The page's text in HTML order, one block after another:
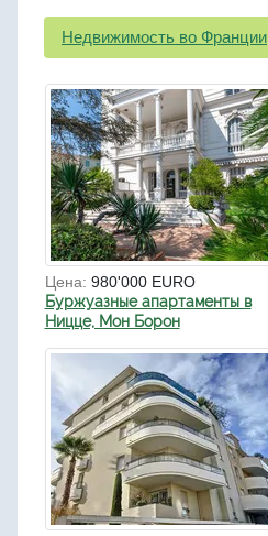
Недвижимость во Франции
Цена: 980'000 EURO
Буржуазные апартаменты в
Ницце, Мон Борон